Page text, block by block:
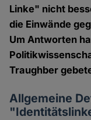
Linke" nicht
die Einwände
Um Antworten
Traughber
Allgemeine